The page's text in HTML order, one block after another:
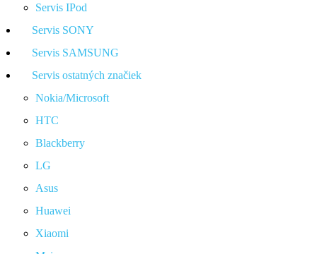
Servis IPod
Servis SONY
Servis SAMSUNG
Servis ostatných značiek
Nokia/Microsoft
HTC
Blackberry
LG
Asus
Huawei
Xiaomi